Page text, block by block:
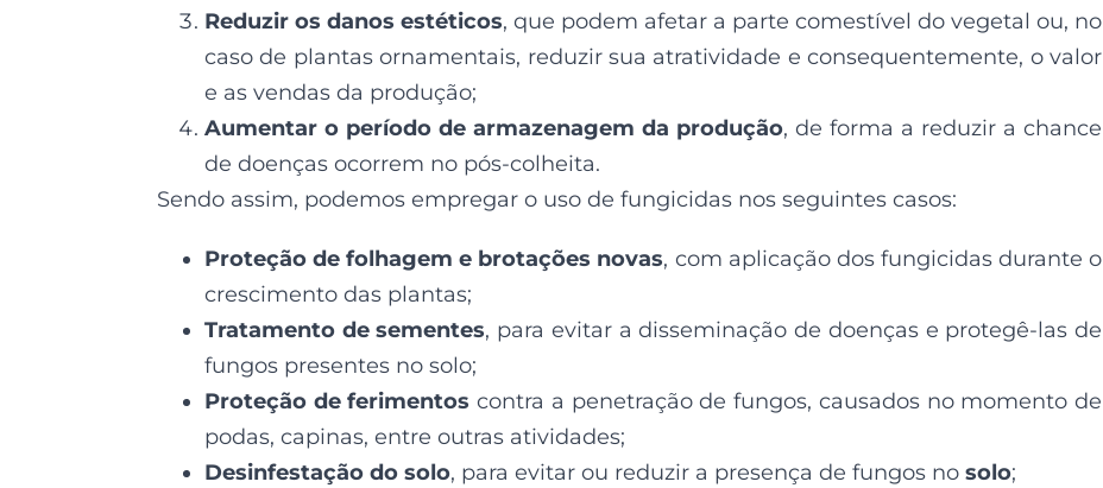
Reduzir os danos estéticos, que podem afetar a parte comestível do vegetal ou, no
caso de plantas ornamentais, reduzir sua atratividade e consequentemente, o valor
e as vendas da produção;
Aumentar o período de armazenagem da produção, de forma a reduzir a chance
de doenças ocorrem no pós-colheita.
Sendo assim, podemos empregar o uso de fungicidas nos seguintes casos:
Proteção de folhagem e brotações novas, com aplicação dos fungicidas durante o
crescimento das plantas;
Tratamento de sementes, para evitar a disseminação de doenças e protegê-las de
fungos presentes no solo;
Proteção de ferimentoscontra a penetração de fungos, causados no momento de
podas, capinas, entre outras atividades;
Desinfestação do solo, para evitar ou reduzir a presença de fungos no solo;